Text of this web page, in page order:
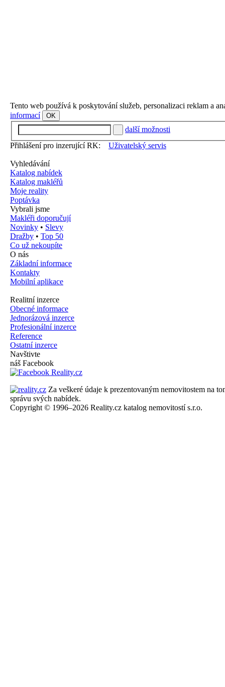
Tento web používá k poskytování služeb, personalizaci reklam a
informací
OK
další možnosti
Přihlášení pro inzerující RK:
Uživatelský servis
Vyhledávání
Katalog nabídek
Katalog makléřů
Moje reality
Poptávka
Vybrali jsme
Makléři doporučují
Novinky • Slevy
Dražby • Top 50
Co už nekoupíte
O nás
Základní informace
Kontakty
Mobilní aplikace
Realitní inzerce
Obecné informace
Jednorázová inzerce
Profesionální inzerce
Reference
Ostatní inzerce
Navštivte
náš Facebook
Za veškeré údaje k prezentovaným nemovitostem na
správu svých nabídek.
Copyright © 1996–2026 Reality.cz katalog nemovitostí s.r.o.